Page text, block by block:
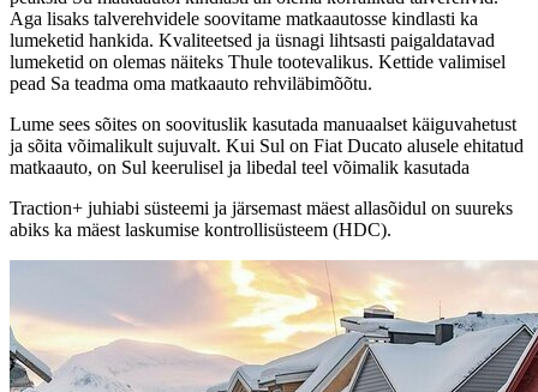
Aga lisaks talverehvidele soovitame matkaautosse kindlasti ka
lumeketid hankida. Kvaliteetsed ja üsnagi lihtsasti paigaldatavad
lumeketid on olemas näiteks Thule tootevalikus. Kettide valimisel
pead Sa teadma oma matkaauto rehviläbimõõtu.
Lume sees sõites on soovituslik kasutada manuaalset käiguvahetust
ja sõita võimalikult sujuvalt. Kui Sul on Fiat Ducato alusele ehitatud
matkaauto, on Sul keerulisel ja libedal teel võimalik kasutada
Traction+ juhiabi süsteemi ja järsemast mäest allasõidul on suureks
abiks ka mäest laskumise kontrollisüsteem (HDC).